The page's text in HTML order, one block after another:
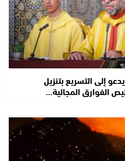
إلى التسريع بتنزيل
الفوارق المجالية…